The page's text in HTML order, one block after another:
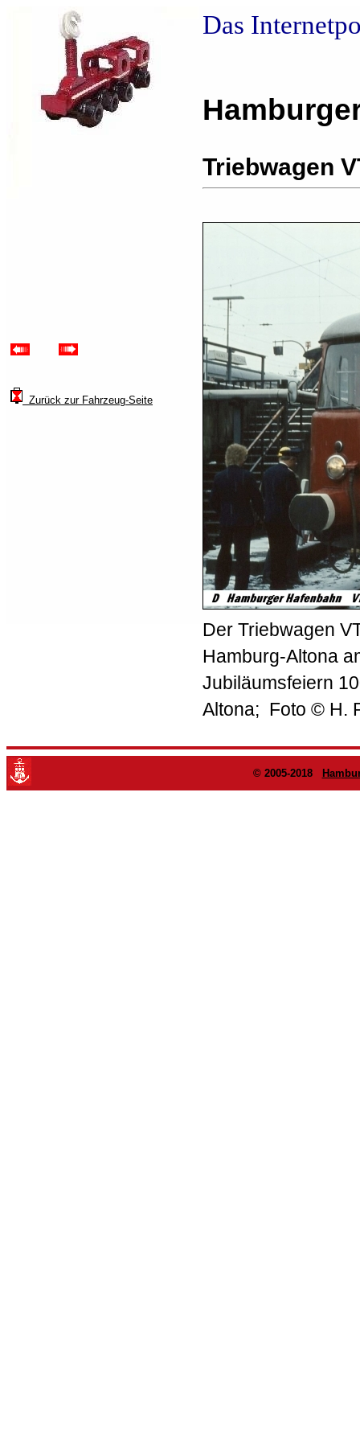
Zurück zur Fahrzeug-Seite
Das
Triebwagen
Der Triebwagen
Hamburg-Altona
Jubiläumsfeiern
Altona; Foto © H.
© 2005-2018